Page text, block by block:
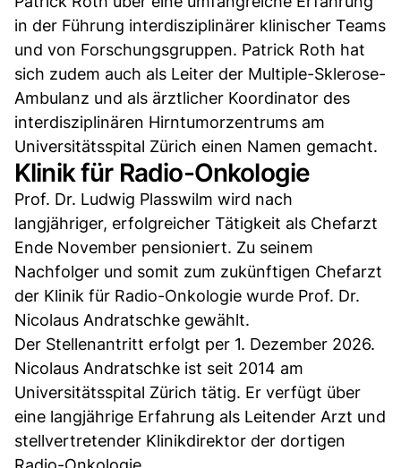
in der Führung interdisziplinärer klinischer Teams
und von Forschungsgruppen. Patrick Roth hat
sich zudem auch als Leiter der Multiple-Sklerose-
Ambulanz und als ärztlicher Koordinator des
interdisziplinären Hirntumorzentrums am
Universitätsspital Zürich einen Namen gemacht.
Klinik für Radio-Onkologie
Prof. Dr. Ludwig Plasswilm wird nach
langjähriger, erfolgreicher Tätigkeit als Chefarzt
Ende November pensioniert. Zu seinem
Nachfolger und somit zum zukünftigen Chefarzt
der Klinik für Radio-Onkologie wurde Prof. Dr.
Nicolaus Andratschke gewählt.
Der Stellenantritt erfolgt per 1. Dezember 2026.
Nicolaus Andratschke ist seit 2014 am
Universitätsspital Zürich tätig. Er verfügt über
eine langjährige Erfahrung als Leitender Arzt und
stellvertretender Klinikdirektor der dortigen